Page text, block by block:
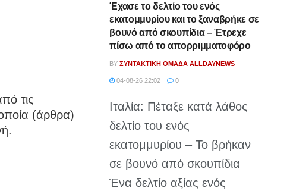
τις
(άρθρα)
Έχασε το δελτίο του ενός
εκατομμυρίου και το ξαναβρήκε σε
βουνό από σκουπίδια – Έτρεχε
πίσω από το απορριμματοφόρο
BY ΣΥΝΤΑΚΤΙΚΉ ΟΜΆΔΑ ALLDAYNEWS
04-08-26 22:02 0
Ιταλία: Πέταξε κατά λάθος
δελτίο του ενός
εκατομμυρίου – Το βρήκαν
σε βουνό από σκουπίδια
Ένα δελτίο αξίας ενός